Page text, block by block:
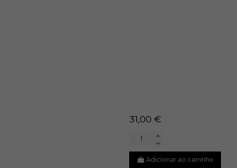
31,00 €
Adicionar ao carrinho